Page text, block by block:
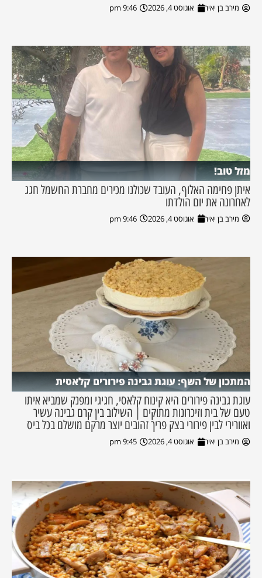
מירב בן יאיר אוגוסט 4, 2026 9:46 pm
מזל טוב!
איתן פחימה האלוף, העובד שכולנו מכירים מחברת החשמל חגג
לאחרונה את יום הולדתו
מירב בן יאיר אוגוסט 4, 2026 9:46 pm
המתכון של השף: עוגת גבינה פירורים קלאסית
עוגת גבינה פירורים היא קינוח קלאסי, חגיגי ומפנק שמביא איתו
טעם של בית וזיכרונות מתוקים | השילוב בין קרם גבינה עשיר
ואוורירי לבין פירורי בצק פריך זהובים יוצר מרקם מושלם בכל ביס
מירב בן יאיר אוגוסט 4, 2026 9:45 pm